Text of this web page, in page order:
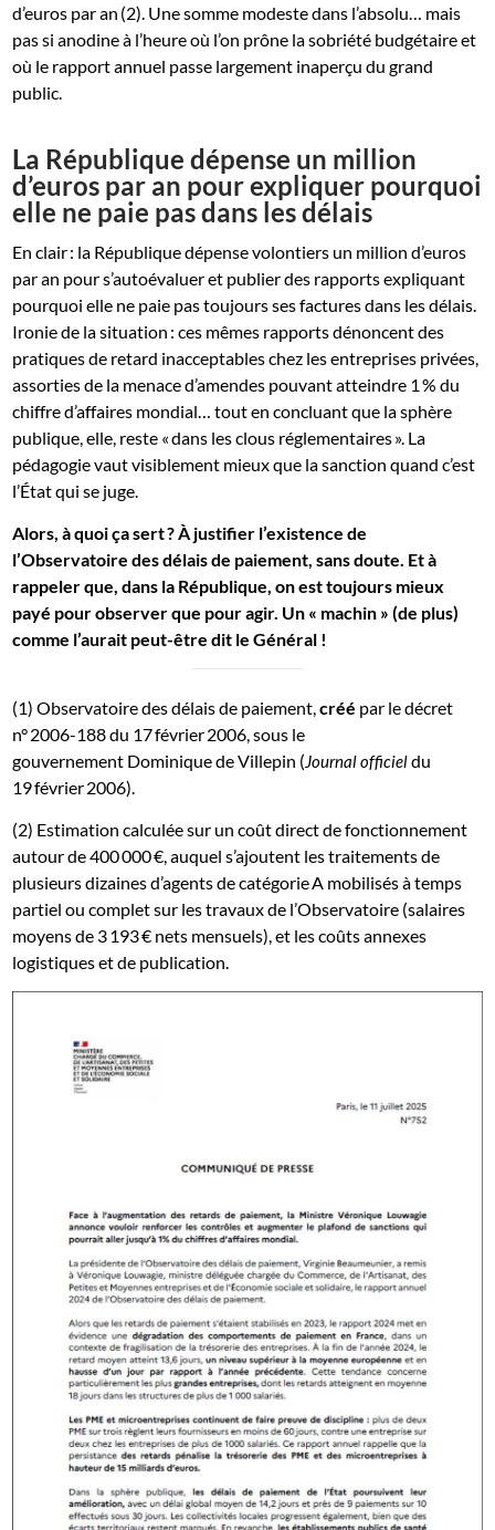
d’euros par an (2). Une somme modeste dans l’absolu… mais
pas si anodine à l’heure où l’on prône la sobriété budgétaire et
où le rapport annuel passe largement inaperçu du grand
public.
La République dépense un million
d’euros par an pour expliquer pourquoi
elle ne paie pas dans les délais
En clair : la République dépense volontiers un million d’euros
par an pour s’autoévaluer et publier des rapports expliquant
pourquoi elle ne paie pas toujours ses factures dans les délais.
Ironie de la situation : ces mêmes rapports dénoncent des
pratiques de retard inacceptables chez les entreprises privées,
assorties de la menace d’amendes pouvant atteindre 1 % du
chiffre d’affaires mondial… tout en concluant que la sphère
publique, elle, reste « dans les clous réglementaires ». La
pédagogie vaut visiblement mieux que la sanction quand c’est
l’État qui se juge.
Alors, à quoi ça sert ? À justifier l’existence de
l’Observatoire des délais de paiement, sans doute. Et à
rappeler que, dans la République, on est toujours mieux
payé pour observer que pour agir. Un « machin » (de plus)
comme l’aurait peut-être dit le Général !
(1) Observatoire des délais de paiement,créé par le décret
n° 2006-188 du 17 février 2006, sous le
gouvernement Dominique de Villepin (Journal officieldu
19 février 2006).
(2) Estimation calculée sur un coût direct de fonctionnement
autour de 400 000 €, auquel s’ajoutent les traitements de
plusieurs dizaines d’agents de catégorie A mobilisés à temps
partiel ou complet sur les travaux de l’Observatoire (salaires
moyens de 3 193 € nets mensuels), et les coûts annexes
logistiques et de publication.